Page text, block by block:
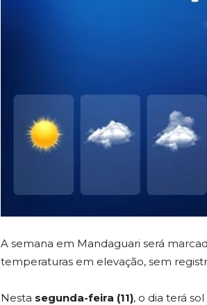
A semana em Mandaguari será
temperaturas em elevação, sem
Nesta segunda-feira (11), o dia terá